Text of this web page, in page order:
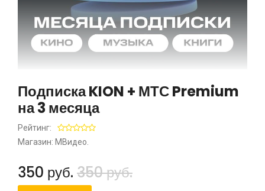
Подписка KION + МТС Premium
на 3 месяца
Рейтинг:
Магазин: МВидео.
350 руб. 350 руб.